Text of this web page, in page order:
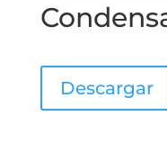
Descargar